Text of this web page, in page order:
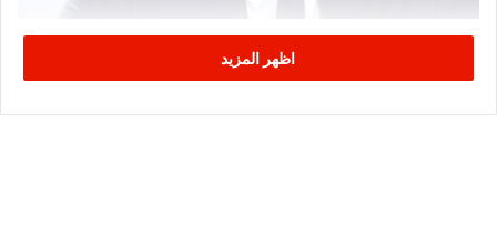
اظهر المزيد